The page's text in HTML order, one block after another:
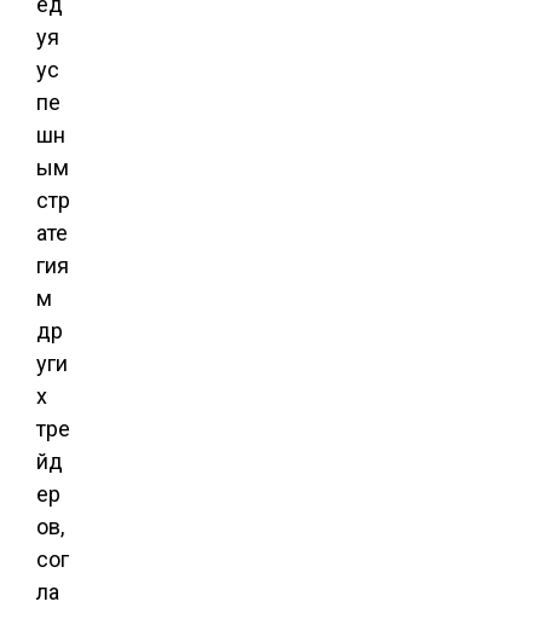
уя
ус
пе
шн
ым
стр
ате
гия
м
др
уги
х
тре
йд
ер
ов,
сог
ла